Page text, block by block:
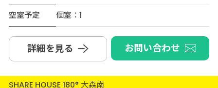
空室予定
個室：1
詳細を見る お問い合わせ
SHARE HOUSE 180° 大森南